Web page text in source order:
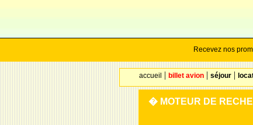
Recevez nos
accueil | billet avion| séjour|
� MOTEUR DE